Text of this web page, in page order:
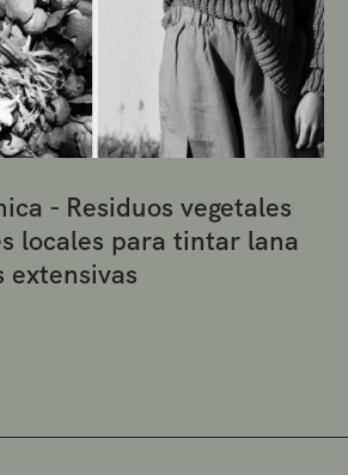
- Residuos vegetales
locales para tintar lana
extensivas